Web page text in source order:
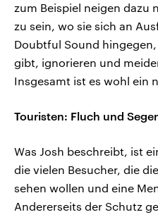
zum Beispiel neigen dazu
zu sein, wo sie sich an
Doubtful Sound
gibt, ignorieren und
Insgesamt ist es wohl ein
Touristen: Fluch und
Was Josh beschreibt, ist
die vielen Besucher, die
sehen wollen und eine
Andererseits der Schutz